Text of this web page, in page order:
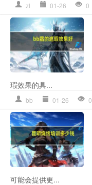
zl 01-26 0
瑕效果的具...
bb 01-26 0
可能会提供更...